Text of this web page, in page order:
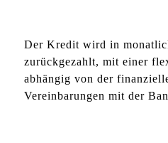
Der Kredit wird in
zurückgezahlt, mit einer
abhängig von der
Vereinbarungen mit der